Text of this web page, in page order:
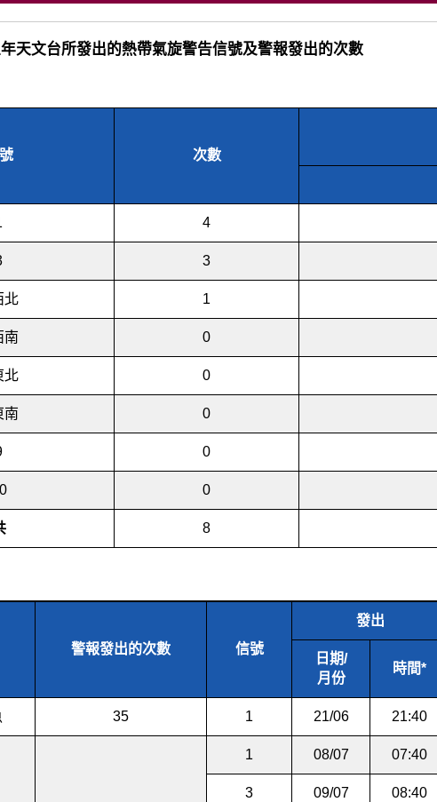
天文台所發出的熱帶氣旋警告信號及警報發出的次數
次數
4
3
北 1
南 0
北 0
南 0
0
0
8
警報發出的次數 信號
發出
日期/
月份
時間*
35 1 21/06 21:40
1 08/07 07:40
3 09/07 08:40